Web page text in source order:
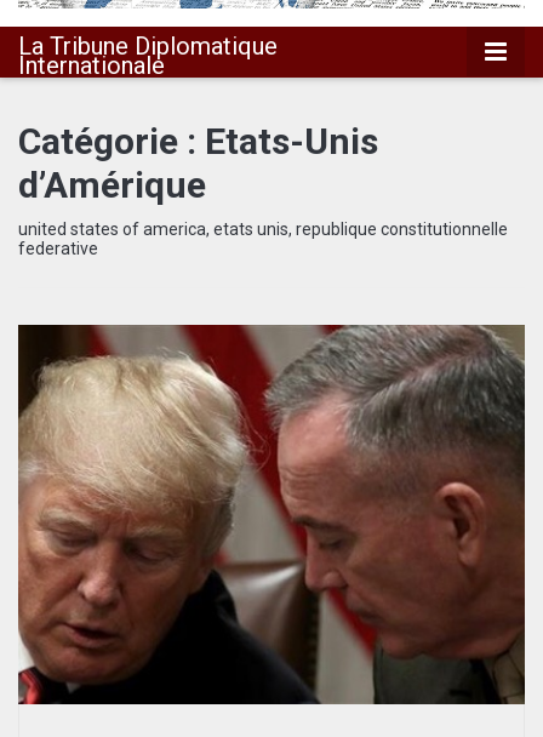
Internationale
La Tribune Diplomatique
Internationale
Catégorie : Etats-Unis
d’Amérique
united states of america, etats unis, republique constitutionnelle
federative